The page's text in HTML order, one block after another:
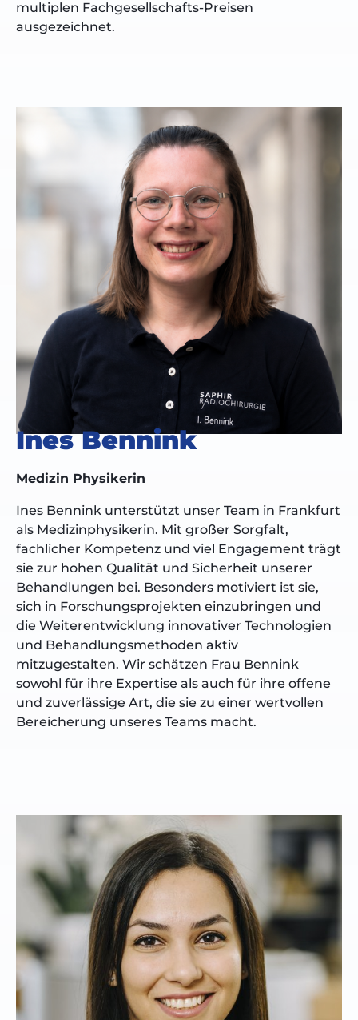
multiplen Fachgesellschafts-Preisen
ausgezeichnet.
Ines Bennink
Medizin Physikerin
Ines Bennink unterstützt unser Team in Frankfurt
als Medizinphysikerin. Mit großer Sorgfalt,
fachlicher Kompetenz und viel Engagement trägt
sie zur hohen Qualität und Sicherheit unserer
Behandlungen bei. Besonders motiviert ist sie,
sich in Forschungsprojekten einzubringen und
die Weiterentwicklung innovativer Technologien
und Behandlungsmethoden aktiv
mitzugestalten. Wir schätzen Frau Bennink
sowohl für ihre Expertise als auch für ihre offene
und zuverlässige Art, die sie zu einer wertvollen
Bereicherung unseres Teams macht.